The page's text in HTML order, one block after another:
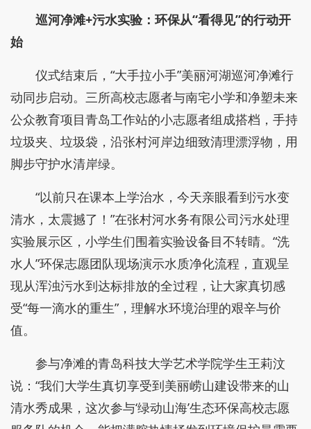
巡河净滩+污水实验：环保从“看得见”的行动开
始
仪式结束后，“大手拉小手”美丽河湖巡河净滩行
动同步启动。三所高校志愿者与南宅小学和净塑未来
公众教育项目青岛工作站的小志愿者组成搭档，手持
垃圾夹、垃圾袋，沿张村河岸边细致清理漂浮物，用
脚步守护水清岸绿。
“以前只在课本上学治水，今天亲眼看到污水变
清水，太震撼了！”在张村河水务有限公司污水处理
实验展示区，小学生们围着实验设备目不转睛。“洗
水人”环保志愿团队现场演示水质净化流程，直观呈
现从浑浊污水到达标排放的全过程，让大家真切感
受“每一滴水的重生”，理解水环境治理的艰辛与价
值。
参与净滩的青岛科技大学艺术学院学生王莉汶
说：“我们大学生真切享受到美丽崂山建设带来的山
清水秀成果，这次参与‘绿动山海’生态环保高校志愿